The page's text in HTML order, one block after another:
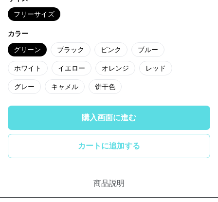
フリーサイズ
カラー
グリーン ブラック ピンク ブルー
ホワイト イエロー オレンジ レッド
グレー キャメル 饼干色
購入画面に進む
カートに追加する
商品説明